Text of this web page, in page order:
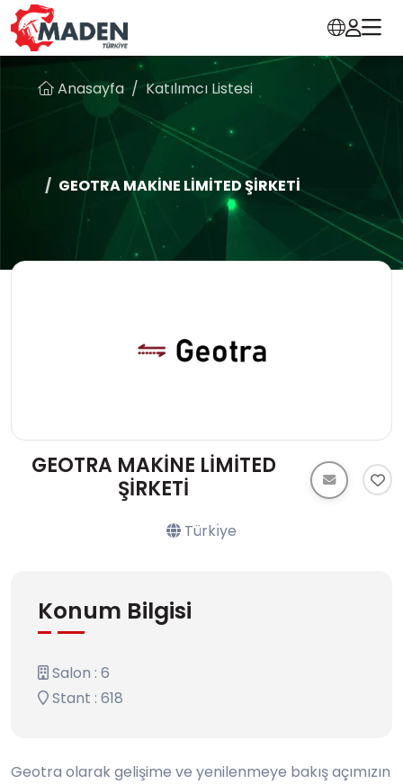
Anasayfa Katılımcı Listesi
GEOTRA MAKİNE LİMİTED ŞİRKETİ
GEOTRA MAKİNE LİMİTED
ŞİRKETİ
Türkı̇ye
Konum Bilgisi
Salon : 6
Stant : 618
Geotra olarak gelişime ve yenilenmeye bakış açımızın